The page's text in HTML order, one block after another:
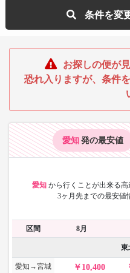
条件を変
お探しの便が
恐れ入りますが、条件
愛知 発の最安値
愛知 から行くことが出来る高
3ヶ月先までの最安値
区間 8月
東
愛知→宮城 10,400